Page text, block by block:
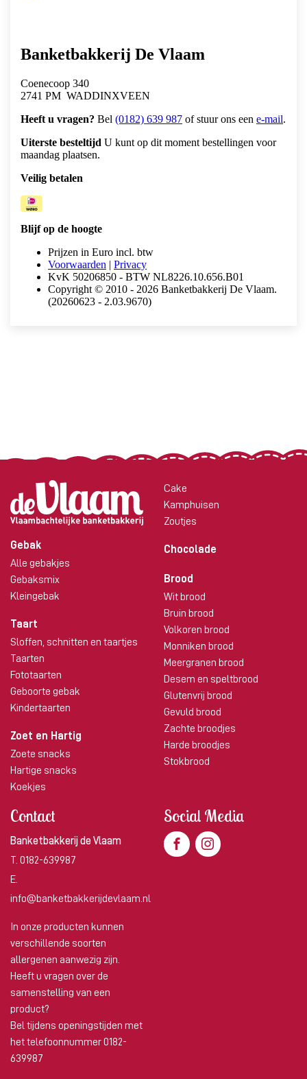
Gebak
Alle gebakjes
Gebaksmix
Kleingebak
Taart
Sloffen, schnitten en taartjes
Taarten
Fototaarten
Geboorte gebak
Kindertaarten
Zoet en Hartig
Zoete snacks
Hartige snacks
Koekjes
Cake
Kamphuisen
Zoutjes
Chocolade
Brood
Wit brood
Bruin brood
Volkoren brood
Monniken brood
Meergranen brood
Desem en speltbrood
Glutenvrij brood
Gevuld brood
Zachte broodjes
Harde broodjes
Stokbrood
Contact
Banketbakkerij de Vlaam
T. 0182-639987
E.
info@banketbakkerijdevlaam.nl
In onze producten kunnen
verschillende soorten
allergenen aanwezig zijn.
Heeft u vragen over de
samenstelling van een
product?
Bel tijdens openingstijden met
het telefoonnummer 0182-
639987
Social Media